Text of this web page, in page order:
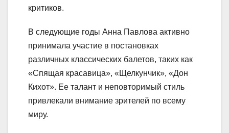
критиков.
В следующие годы Анна Павлова активно
принимала участие в постановках
различных классических балетов, таких как
«Спящая красавица», «Щелкунчик», «Дон
Кихот». Ее талант и неповторимый стиль
привлекали внимание зрителей по всему
миру.